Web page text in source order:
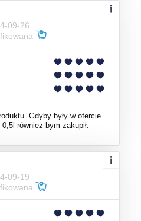
09-26
Gdyby były w ofercie
również bym zakupił.
09-19